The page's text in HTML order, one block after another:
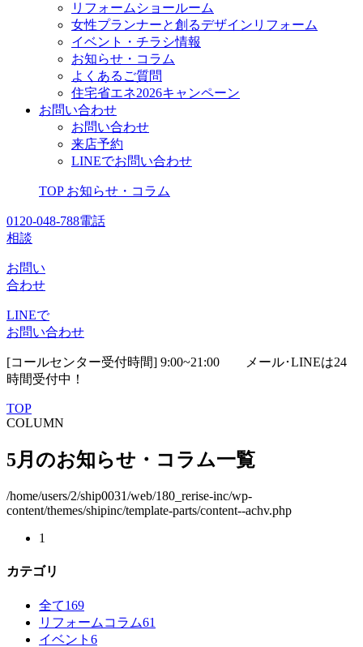
リフォームショールーム
女性プランナーと創るデザインリフォーム
イベント・チラシ情報
お知らせ・コラム
よくあるご質問
住宅省エネ2026キャンペーン
お問い合わせ
お問い合わせ
来店予約
LINEでお問い合わせ
TOP お知らせ・コラム
0120-048-788電話
相談
お問い
合わせ
LINEで
お問い合わせ
[コールセンター受付時間] 9:00~21:00 メール･LINEは24
時間受付中！
TOP
COLUMN
5月のお知らせ・コラム一覧
/home/users/2/ship0031/web/180_rerise-inc/wp-
content/themes/shipinc/template-parts/content--achv.php
1
カテゴリ
全て169
リフォームコラム61
イベント 6